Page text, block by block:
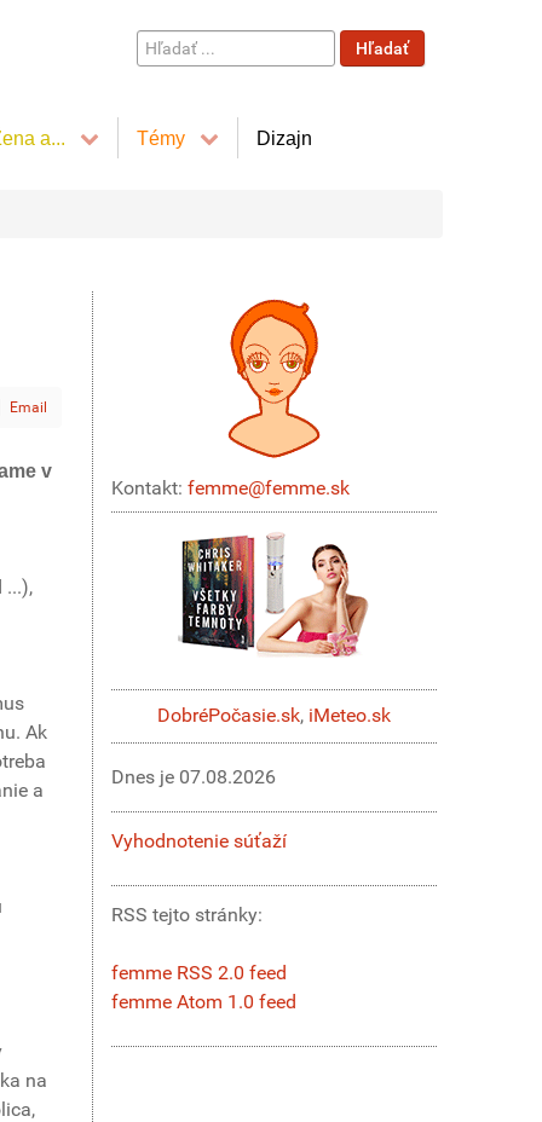
Hľadať
...
Hľadať
a... Témy Dizajn
Email
v
...),
Ak
a
na
Kontakt: femme@femme.sk
DobréPočasie.sk, iMeteo.sk
Dnes je 07.08.2026
Vyhodnotenie súťaží
RSS tejto stránky:
femme RSS 2.0 feed
femme Atom 1.0 feed